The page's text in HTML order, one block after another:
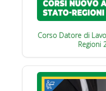
Corso Datore di
Regioni